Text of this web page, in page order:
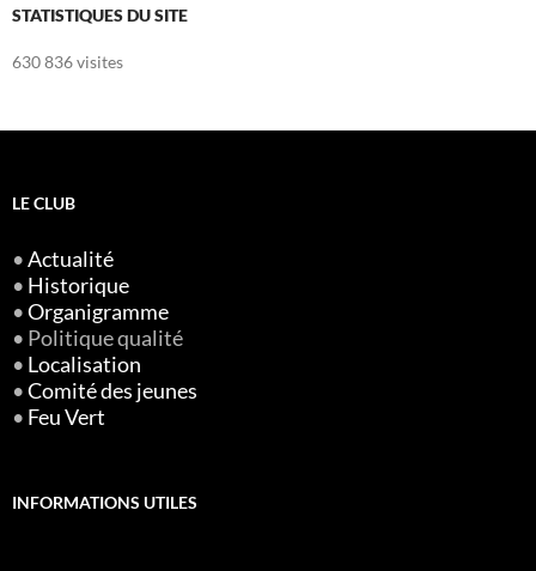
STATISTIQUES DU SITE
630 836 visites
LE CLUB
•Actualité
• Historique
•Organigramme
• Politique qualité
• Localisation
•Comité des jeunes
• Feu Vert
INFORMATIONS UTILES